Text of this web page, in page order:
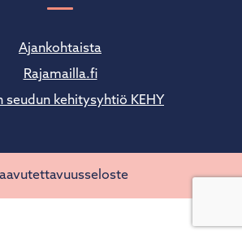
Ajankohtaista
Rajamailla.fi
seudun kehitysyhtiö KEHY